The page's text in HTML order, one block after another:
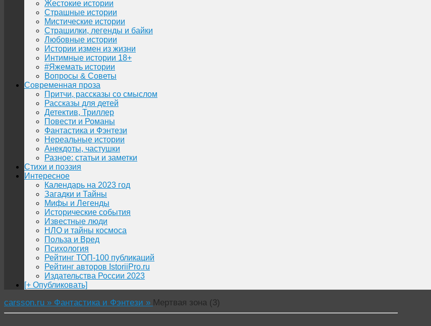
Жестокие истории
Страшные истории
Мистические истории
Страшилки, легенды и байки
Любовные истории
Истории измен из жизни
Интимные истории 18+
#Яжемать истории
Вопросы & Советы
Современная проза
Притчи, рассказы со смыслом
Рассказы для детей
Детектив, Триллер
Повести и Романы
Фантастика и Фэнтези
Нереальные истории
Анекдоты, частушки
Разное: статьи и заметки
Стихи и поэзия
Интересное
Календарь на 2023 год
Загадки и Тайны
Мифы и Легенды
Исторические события
Известные люди
НЛО и тайны космоса
Польза и Вред
Психология
Рейтинг ТОП-100 публикаций
Рейтинг авторов IstoriiPro.ru
Издательства России 2023
[+ Опубликовать]
carsson.ru » Фантастика и Фэнтези » Мертвая зона (3)